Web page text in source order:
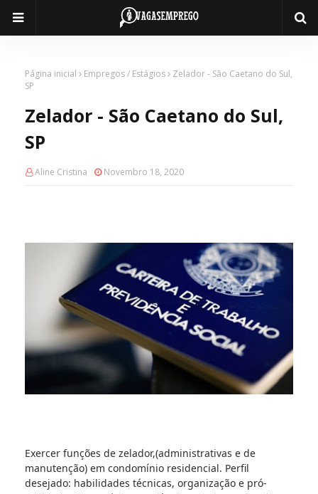
Página inicial Empregos / Estágios
Zelador - São Caetano do Sul,
SP
Zelador - São Caetano do Sul,
SP
Aline Cristina Novembro 18, 2020
Exercer funções de zelador,(administrativas e de
manutenção) em condomínio residencial. Perfil
desejado: habilidades técnicas, organização e pró-